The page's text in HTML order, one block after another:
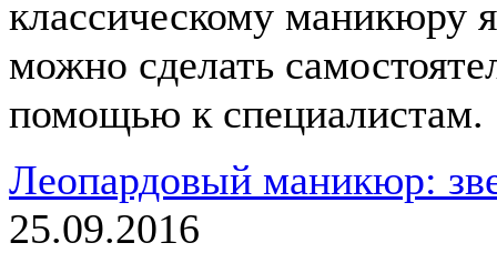
классическому маникюру
можно сделать
помощью к специалистам.
Леопардовый маникюр:
25.09.2016